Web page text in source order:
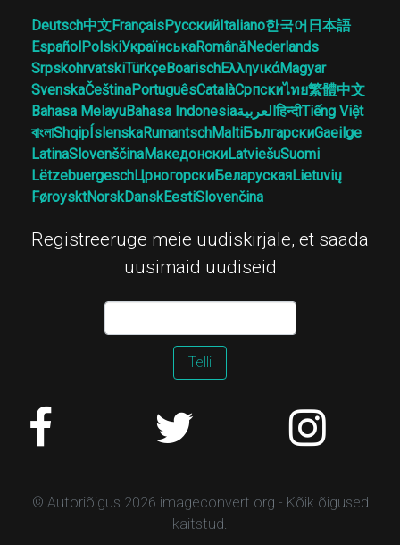
Deutsch中文FrançaisРусскийItaliano한국어 日本語
EspañolPolskiУкраїнськаRomânăNederlands
SrpskohrvatskiTürkçeBoarischΕλληνικάMagyar
SvenskaČeštinaPortuguêsCatalàСрпскиไทย繁體中文
Bahasa MelayuBahasa Indonesiaالعربيةहिन्दीTiếng Việt
বাংলাShqipÍslenskaRumantschMaltiБългарскиGaeilge
LatinaSlovenščinaМакедонскиLatviešuSuomi
LëtzebuergeschЦрногорскиБеларускаяLietuvių
FøroysktNorskDanskEestiSlovenčina
Registreeruge meie uudiskirjale, et saada
uusimaid uudiseid
Telli
© Autoriõigus 2026 imageconvert.org - Kõik õigused
kaitstud.